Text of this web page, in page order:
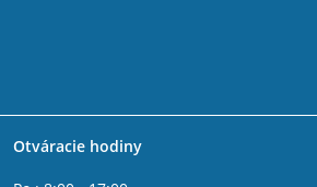
Otváracie hodiny